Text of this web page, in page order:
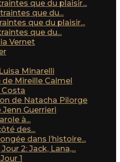
que du plaisir...
que du...
que du plaisir...
que du...
Vernet
Minarelli
Mireille Calmel
de Natacha Pilorge
Guerrieri
à...
des...
dans l’histoire...
2: Jack, Lana,...
1